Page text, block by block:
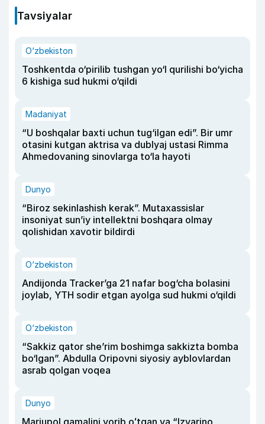
Tavsiyalar
O‘zbekiston
Toshkentda o‘pirilib tushgan yo‘l qurilishi bo‘yicha
6 kishiga sud hukmi o‘qildi
Madaniyat
“U boshqalar baxti uchun tug‘ilgan edi”. Bir umr
otasini kutgan aktrisa va dublyaj ustasi Rimma
Ahmedovaning sinovlarga to‘la hayoti
Dunyo
“Biroz sekinlashish kerak”. Mutaxassislar
insoniyat sun’iy intellektni boshqara olmay
qolishidan xavotir bildirdi
O‘zbekiston
Andijonda Tracker’ga 21 nafar bog‘cha bolasini
joylab, YTH sodir etgan ayolga sud hukmi o‘qildi
O‘zbekiston
“Sakkiz qator she’rim boshimga sakkizta bomba
bo‘lgan”. Abdulla Oripovni siyosiy ayblovlardan
asrab qolgan voqea
Dunyo